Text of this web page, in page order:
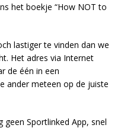
het boekje “How NOT to
lastiger te vinden dan we
Het adres via Internet
de één in een
ander meteen op de juiste
Sportlinked App, snel